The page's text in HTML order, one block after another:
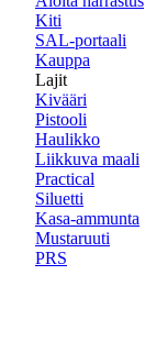
Kiti
SAL-portaali
Kauppa
Lajit
Kivääri
Pistooli
Haulikko
Liikkuva maali
Practical
Siluetti
Kasa-ammunta
Mustaruuti
PRS